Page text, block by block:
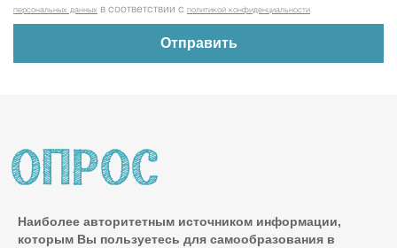
персональных данных в соответствии с политикой конфиденциальности
Наиболее авторитетным источником информации,
которым Вы пользуетесь для самообразования в